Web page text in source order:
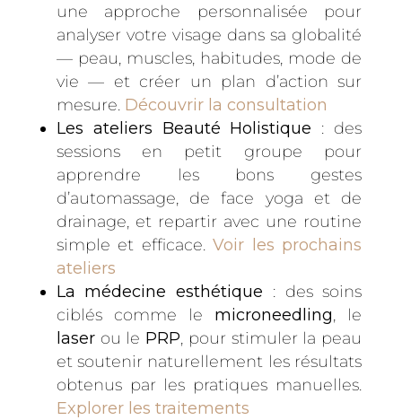
une approche personnalisée pour
analyser votre visage dans sa globalité
— peau, muscles, habitudes, mode de
vie — et créer un plan d’action sur
mesure. Découvrir la consultation
Les ateliers Beauté Holistique : des
sessions en petit groupe pour
apprendre les bons gestes
d’automassage, de face yoga et de
drainage, et repartir avec une routine
simple et efficace.Voir les prochains
ateliers
La médecine esthétique : des soins
ciblés comme le microneedling, le
laserou le PRP, pour stimuler la peau
et soutenir naturellement les résultats
obtenus par les pratiques manuelles.
Explorer les traitements